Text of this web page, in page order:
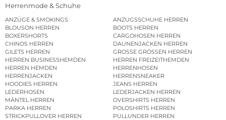
Herrenmode & Schuhe
ANZÜGE & SMOKINGS
ANZUGSSCHUHE HERREN
BLOUSON HERREN
BOOTS HERREN
BOXERSHORTS
CARGOHOSEN HERREN
CHINOS HERREN
DAUNENJACKEN HERREN
GILETS HERREN
GROSSE GRÖSSEN HERREN
HERREN BUSINESSHEMDEN
HERREN FREIZEITHEMDEN
HERREN HEMDEN
HERRENHOSEN
HERRENJACKEN
HERRENSNEAKER
HOODIES HERREN
JEANS HERREN
LEDERHOSEN
LEDERJACKEN HERREN
MÄNTEL HERREN
OVERSHIRTS HERREN
PARKA HERREN
POLOSHIRTS HERREN
STRICKPULLOVER HERREN
PULLUNDER HERREN